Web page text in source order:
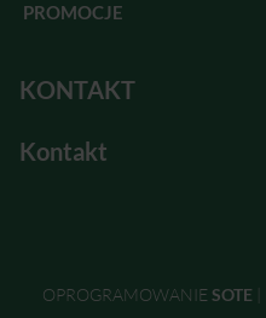
PROMOCJE
KONTAKT
Kontakt
OPROGRAMOWANIE SOTE